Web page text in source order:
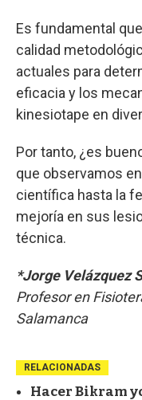
Es fundamental
calidad
actuales para
eficacia y los
kinesiotape en
Por tanto, ¿es
que observamos
científica hasta la
mejoría en sus
técnica.
*Jorge Velázquez
Profesor en
Salamanca
RELACIONADAS
Hacer Bikram